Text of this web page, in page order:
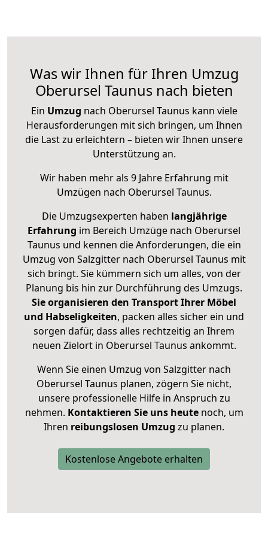
Was wir Ihnen für Ihren Umzug
Oberursel Taunus nach bieten
Ein Umzug nach Oberursel Taunus kann viele
Herausforderungen mit sich bringen, um Ihnen
die Last zu erleichtern – bieten wir Ihnen unsere
Unterstützung an.
Wir haben mehr als 9 Jahre Erfahrung mit
Umzügen nach Oberursel Taunus.
Die Umzugsexperten haben langjährige
Erfahrung im Bereich Umzüge nach Oberursel
Taunus und kennen die Anforderungen, die ein
Umzug von Salzgitter nach Oberursel Taunus mit
sich bringt. Sie kümmern sich um alles, von der
Planung bis hin zur Durchführung des Umzugs.
Sie organisieren den Transport Ihrer Möbel
und Habseligkeiten, packen alles sicher ein und
sorgen dafür, dass alles rechtzeitig an Ihrem
neuen Zielort in Oberursel Taunus ankommt.
Wenn Sie einen Umzug von Salzgitter nach
Oberursel Taunus planen, zögern Sie nicht,
unsere professionelle Hilfe in Anspruch zu
nehmen. Kontaktieren Sie uns heutenoch, um
Ihren reibungslosen Umzug zu planen.
Kostenlose Angebote erhalten